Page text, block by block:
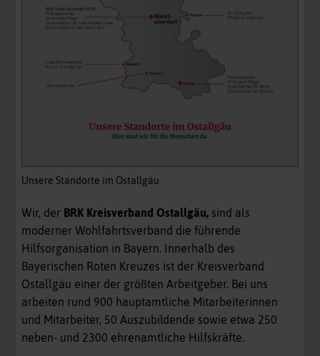
Unsere Standorte im Ostallgäu
Wir, der BRK Kreisverband Ostallgäu, sind als
moderner Wohlfahrtsverband die führende
Hilfsorganisation in Bayern. Innerhalb des
Bayerischen Roten Kreuzes ist der Kreisverband
Ostallgäu einer der größten Arbeitgeber. Bei uns
arbeiten rund 900 hauptamtliche Mitarbeiterinnen
und Mitarbeiter, 50 Auszubildende sowie etwa 250
neben- und 2300 ehrenamtliche Hilfskräfte.